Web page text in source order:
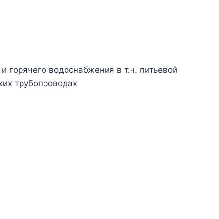
горячего водоснабжения в т.ч. питьевой
трубопроводах